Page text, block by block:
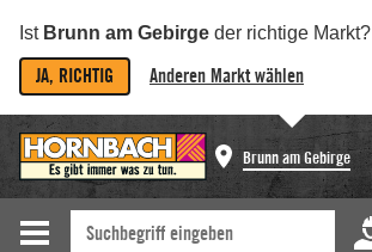
Ist Brunn am Gebirge der richtige Markt?
JA, RICHTIG Anderen Markt wählen
Brunn am Gebirge